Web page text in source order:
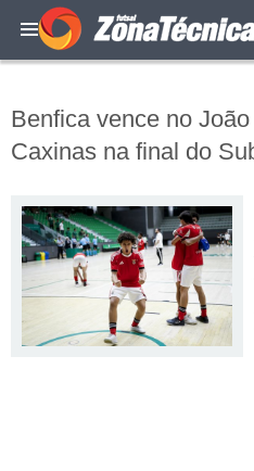
Benfica vence no
Caxinas na final do